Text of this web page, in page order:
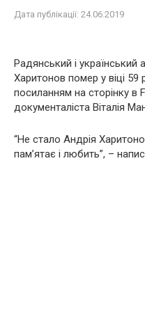
Дата публікації: 24.06.2019
Радянський і український
Харитонов пoмeр у віці
посиланням на сторінку в
документаліста Віталія
“Не стaло Андрія
пам’ятає і любить”, –